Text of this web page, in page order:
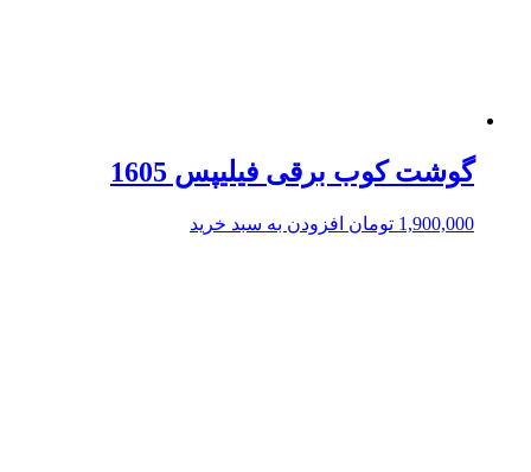
گوشت کوب برقی فیلیپس 1605
1,900,000 تومان افزودن به سبد خرید